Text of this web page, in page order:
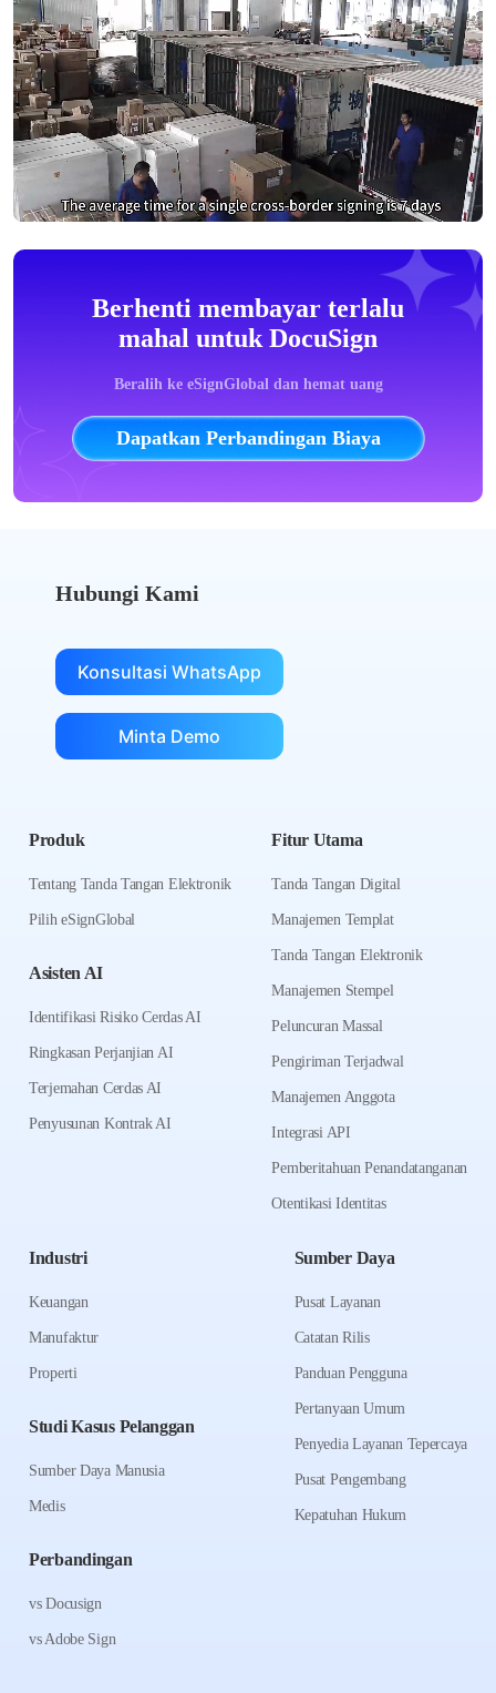
Berhenti membayar terlalu
mahal untuk DocuSign
Beralih ke eSignGlobal dan hemat uang
Dapatkan Perbandingan Biaya
Hubungi Kami
Konsultasi WhatsApp
Minta Demo
Produk
Tentang Tanda Tangan Elektronik
Pilih eSignGlobal
Asisten AI
Identifikasi Risiko Cerdas AI
Ringkasan Perjanjian AI
Terjemahan Cerdas AI
Penyusunan Kontrak AI
Fitur Utama
Tanda Tangan Digital
Manajemen Templat
Tanda Tangan Elektronik
Manajemen Stempel
Peluncuran Massal
Pengiriman Terjadwal
Manajemen Anggota
Integrasi API
Pemberitahuan Penandatanganan
Otentikasi Identitas
Industri
Keuangan
Manufaktur
Properti
Studi Kasus Pelanggan
Sumber Daya Manusia
Medis
Perbandingan
vs Docusign
vs Adobe Sign
Sumber Daya
Pusat Layanan
Catatan Rilis
Panduan Pengguna
Pertanyaan Umum
Penyedia Layanan Tepercaya
Pusat Pengembang
Kepatuhan Hukum